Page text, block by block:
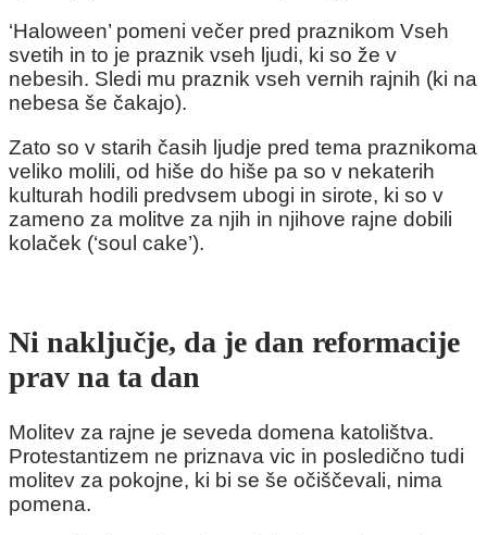
‘Haloween’ pomeni večer pred praznikom Vseh
svetih in to je praznik vseh ljudi, ki so že v
nebesih. Sledi mu praznik vseh vernih rajnih (ki na
nebesa še čakajo).
Zato so v starih časih ljudje pred tema praznikoma
veliko molili, od hiše do hiše pa so v nekaterih
kulturah hodili predvsem ubogi in sirote, ki so v
zameno za molitve za njih in njihove rajne dobili
kolaček (‘soul cake’).
Ni naključje, da je dan reformacije
prav na ta dan
Molitev za rajne je seveda domena katolištva.
Protestantizem ne priznava vic in posledično tudi
molitev za pokojne, ki bi se še očiščevali, nima
pomena.